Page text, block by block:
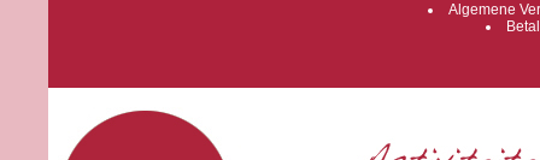
Algemene